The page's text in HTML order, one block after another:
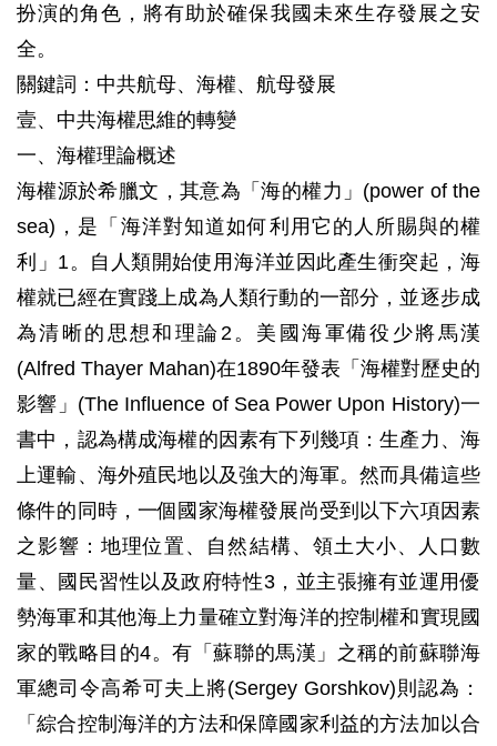
扮演的角色，將有助於確保我國未來生存發展之安
全。
關鍵詞：中共航母、海權、航母發展
壹、中共海權思維的轉變
一、海權理論概述
海權源於希臘文，其意為「海的權力」(power of the
sea)，是「海洋對知道如何利用它的人所賜與的權
利」1。自人類開始使用海洋並因此產生衝突起，海
權就已經在實踐上成為人類行動的一部分，並逐步成
為清晰的思想和理論2。美國海軍備役少將馬漢
(Alfred Thayer Mahan)在1890年發表「海權對歷史的
影響」(The Influence of Sea Power Upon History)一
書中，認為構成海權的因素有下列幾項：生產力、海
上運輸、海外殖民地以及強大的海軍。然而具備這些
條件的同時，一個國家海權發展尚受到以下六項因素
之影響：地理位置、自然結構、領土大小、人口數
量、國民習性以及政府特性3，並主張擁有並運用優
勢海軍和其他海上力量確立對海洋的控制權和實現國
家的戰略目的4。有「蘇聯的馬漢」之稱的前蘇聯海
軍總司令高希可夫上將(Sergey Gorshkov)則認為：
「綜合控制海洋的方法和保障國家利益的方法加以合